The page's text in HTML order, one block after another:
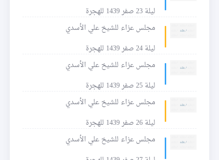
ليلة 23 صفر 1439 للهجرة
مجلس عزاء للشيخ علي الأسدي
ليلة 24 صفر 1439 للهجرة
مجلس عزاء للشيخ علي الأسدي
ليلة 25 صفر 1439 للهجرة
مجلس عزاء للشيخ علي الأسدي
ليلة 26 صفر 1439 للهجرة
مجلس عزاء للشيخ علي الأسدي